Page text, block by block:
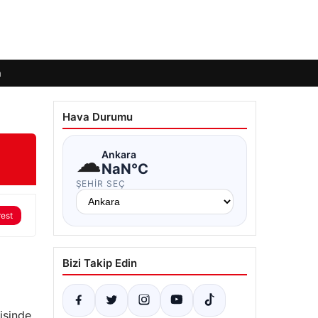
Hava Durumu
☁Ankara
NaN°C
ŞEHIR SEÇ
Bizi Takip Edin